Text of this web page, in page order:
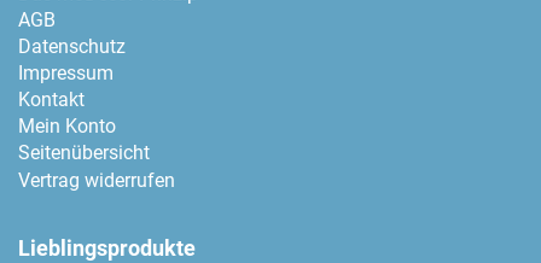
AGB
Datenschutz
Impressum
Kontakt
Mein Konto
Seitenübersicht
Vertrag widerrufen
Lieblingsprodukte